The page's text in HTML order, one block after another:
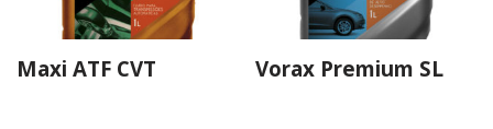
Maxi ATF CVT Vorax Premium SL